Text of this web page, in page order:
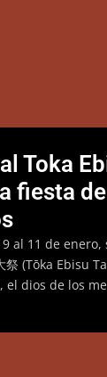
Toka
fiesta
enero, se celebra en
祭 (Tōka Ebisu
el dios de los